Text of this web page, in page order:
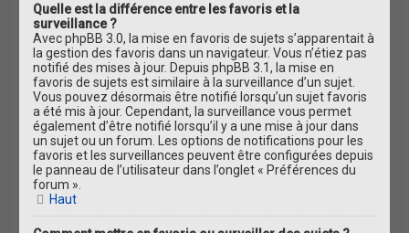
Quelle est la différence entre les favoris et la
surveillance ?
Avec phpBB 3.0, la mise en favoris de sujets s’apparentait à
la gestion des favoris dans un navigateur. Vous n’étiez pas
notifié des mises à jour. Depuis phpBB 3.1, la mise en
favoris de sujets est similaire à la surveillance d’un sujet.
Vous pouvez désormais être notifié lorsqu’un sujet favoris
a été mis à jour. Cependant, la surveillance vous permet
également d’être notifié lorsqu’il y a une mise à jour dans
un sujet ou un forum. Les options de notifications pour les
favoris et les surveillances peuvent être configurées depuis
le panneau de l’utilisateur dans l’onglet « Préférences du
forum ».
Haut